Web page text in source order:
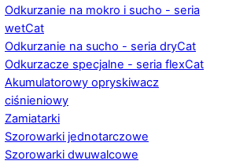
Odkurzanie na mokro i sucho - seria
wetCat
Odkurzanie na sucho - seria dryCat
Odkurzacze specjalne - seria flexCat
Akumulatorowy opryskiwacz
ciśnieniowy
Zamiatarki
Szorowarki jednotarczowe
Szorowarki dwuwalcowe